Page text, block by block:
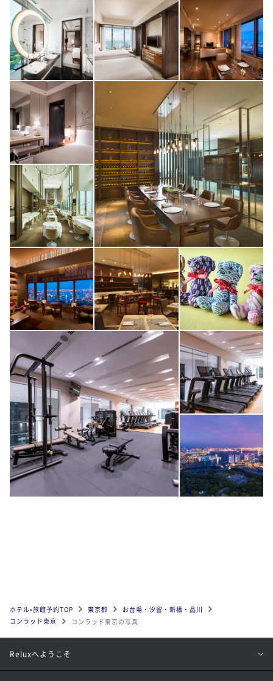
ホテル•旅館予約TOP 東京都
お台場・汐留・新橋・品川
コンラッド東京
コンラッド東京の写真
Reluxへようこそ